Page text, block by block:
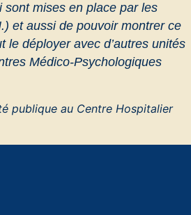
mises en place par les
et aussi de pouvoir montrer ce
le déployer avec d’autres unités
Médico-Psychologiques
publique au Centre Hospitalier